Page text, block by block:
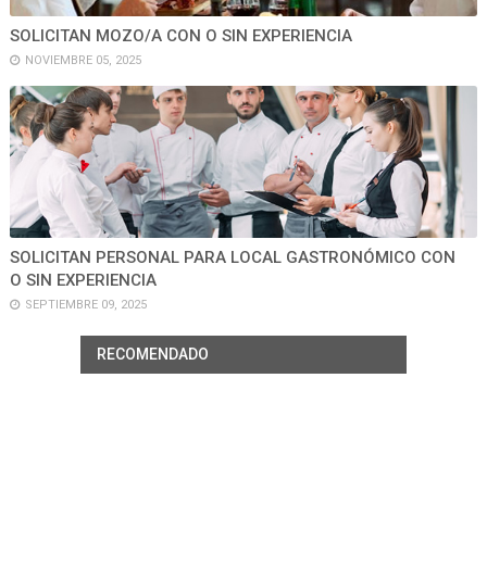
SOLICITAN MOZO/A CON O SIN EXPERIENCIA
NOVIEMBRE 05, 2025
SOLICITAN PERSONAL PARA LOCAL GASTRONÓMICO CON
O SIN EXPERIENCIA
SEPTIEMBRE 09, 2025
RECOMENDADO